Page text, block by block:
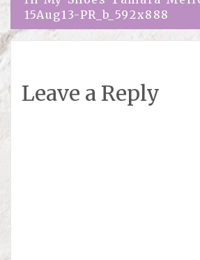
15Aug13-PR_b_592x888
Leave a Reply